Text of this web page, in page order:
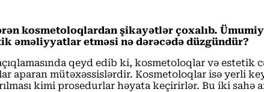
kosmetoloqlardan şikayətlər çoxalıb.
əməliyyatlar etməsi nə dərəcədə düzgündür?
qeyd edib ki, kosmetoloqlar və
aparan mütəxəssislərdir. Kosmetoloqlar isə yerli
kimi prosedurlar həyata keçirirlər. Bu iki